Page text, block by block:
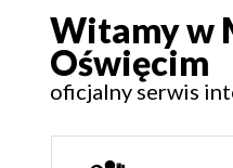
Witamy w
Oświęcim
oficjalny serwis